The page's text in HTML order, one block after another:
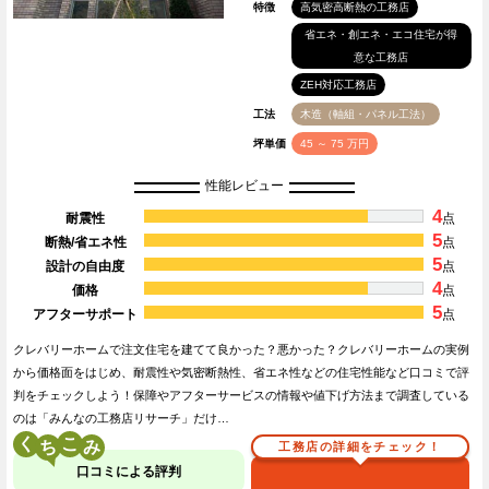
特徴 高気密高断熱の工務店
省エネ・創エネ・エコ住宅が得
意な工務店
ZEH対応工務店
工法 木造（軸組・パネル工法）
坪単価 45 ～ 75 万円
性能レビュー
耐震性 4点
断熱/省エネ性
5点
設計の自由度
5点
価格
4点
アフターサポート
5点
クレバリーホームで注文住宅を建てて良かった？悪かった？クレバリーホームの実例
から価格面をはじめ、耐震性や気密断熱性、省エネ性などの住宅性能など口コミで評
判をチェックしよう！保障やアフターサービスの情報や値下げ方法まで調査している
のは「みんなの工務店リサーチ」だけ…
く こ
口コミによる評判
工務店の詳細をチェック！